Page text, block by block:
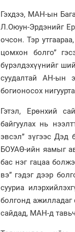
Гэхдээ, МАН-ын
Л.Оюун-Эрдэнийг
очсон. Тэр
цомхон болго”
бүрэлдэхүүнийг
суудалтай АН-ын
богионосох
Гэтэл, Ерөнхий
байгуулах нь
эвсэл” зүгээс
БОУАӨ-ийн яамыг
бас нэг гацаа
вэ” гэдэг дээр
сууриа
болгонд ажилладаг
сайдад, МАН-д